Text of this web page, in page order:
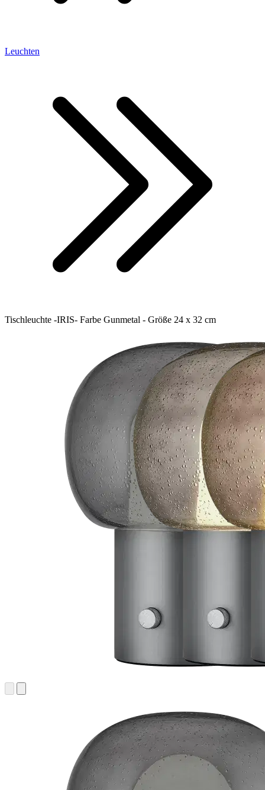
Leuchten
Tischleuchte -IRIS- Farbe Gunmetal - Größe 24 x 32 cm